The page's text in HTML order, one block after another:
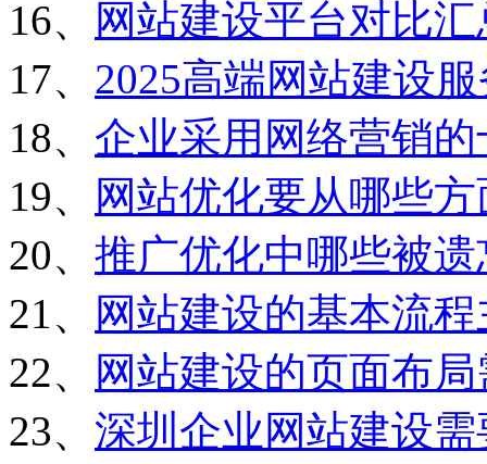
16、
网站建设平台对比汇
17、 2025高端网站建设
18、 企业采用网络营销
19、
网站优化要从哪些
20、 推广优化中哪些被
21、
网站建设的基本流
22、
网站建设的页面布
23、 深圳企业网站建设